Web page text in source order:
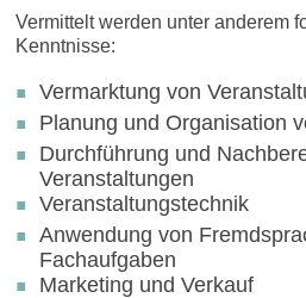
Vermittelt werden unter anderem
Kenntnisse:
Vermarktung von
Planung und Organisation
Durchführung und
Veranstaltungen
Veranstaltungstechnik
Anwendung von
Fachaufgaben
Marketing und Verkauf